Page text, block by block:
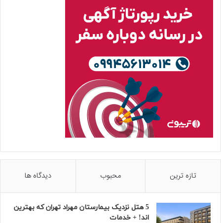
تازه ترین محبوب دیدگاه ها
5 هتل نزدیک بیمارستان مهراد تهران که بهترین‌
اند! + خدمات